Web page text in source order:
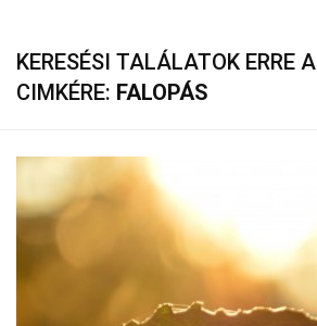
KERESÉSI TALÁLATOK ERRE A
CIMKÉRE: FALOPÁS